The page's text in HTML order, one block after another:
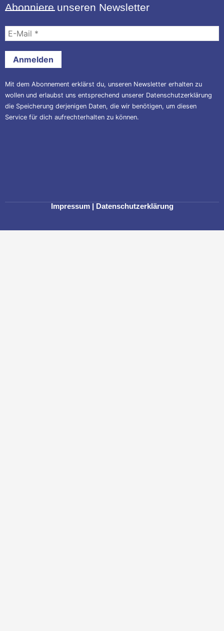
Abonniere unseren Newsletter
Mail
Mit dem Abonnement erklärst du, unseren Newsletter erhalten zu
wollen und erlaubst uns entsprechend unserer Datenschutzerklärung
die Speicherung derjenigen Daten, die wir benötigen, um diesen
Service für dich aufrechterhalten zu können.
Impressum| Datenschutzerklärung